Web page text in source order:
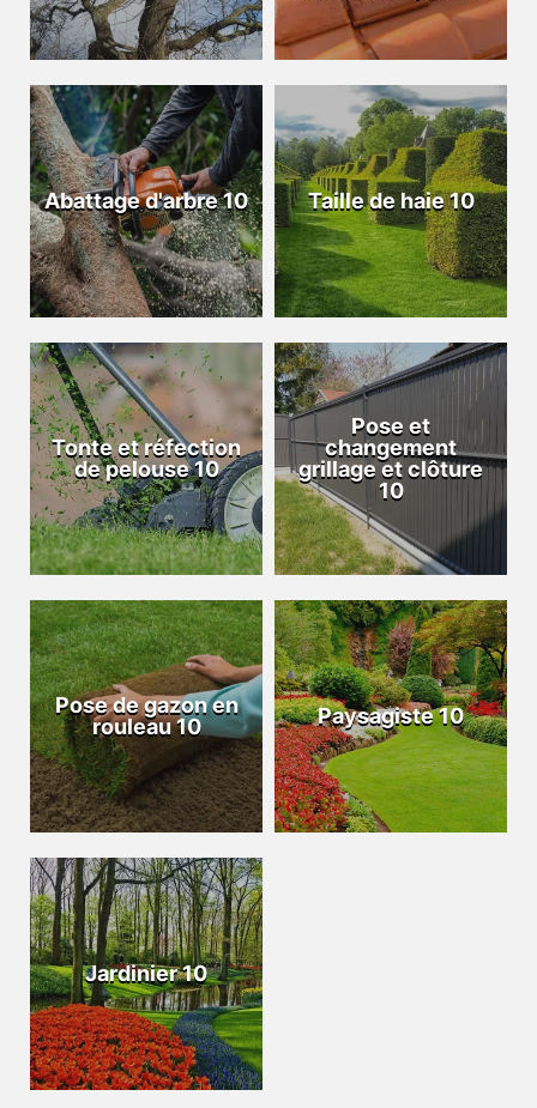
Abattage d'arbre 10 Taille de haie 10
Tonte et réfection
de pelouse 10
Pose et
changement
grillage et clôture
10
Pose de gazon en
rouleau 10
Paysagiste 10
Jardinier 10